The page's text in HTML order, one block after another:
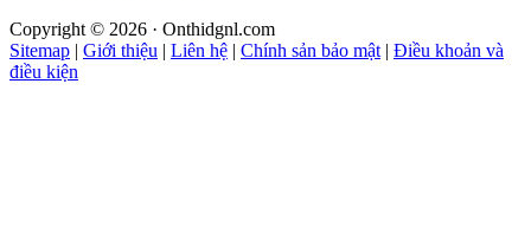
Copyright © 2026 · Onthidgnl.com
Sitemap | Giới thiệu | Liên hệ | Chính sản bảo mật | Điều khoản và
điều kiện